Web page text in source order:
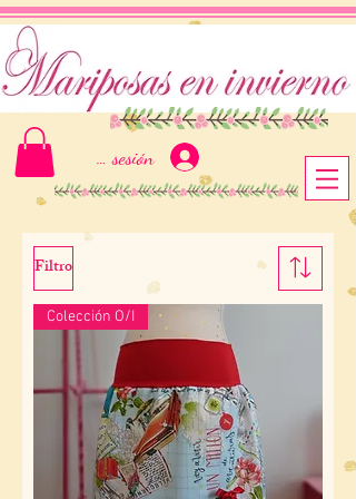
Iniciar sesión
Filtro
Colección O/I